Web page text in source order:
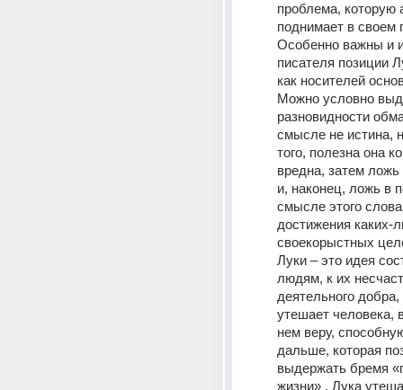
проблема, которую
поднимает в своем
Особенно важны и
писателя позиции
как носителей
Можно условно
разновидности
смысле не истина,
того, полезна она
вредна, затем ложь
и, наконец, ложь в
смысле этого
достижения каких-
своекорыстных
Луки – это идея
людям, к их
деятельного добра,
утешает человека,
нем веру,
дальше, которая
выдержать бремя
жизни» . Лука